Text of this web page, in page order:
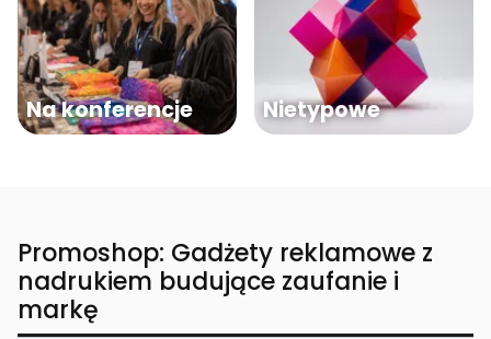
Na konferencje Nietypowe
Promoshop: Gadżety reklamowe z
nadrukiem budujące zaufanie i
markę